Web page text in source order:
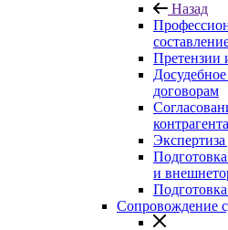
Назад
Претензии
договорам
и
Сопровождение